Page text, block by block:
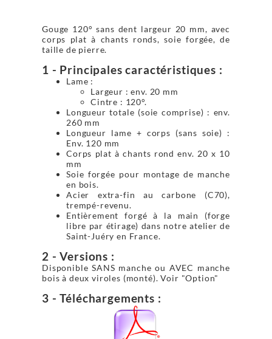
Gouge 120° sans dent largeur 20 mm, avec
corps plat à chants ronds, soie forgée, de
taille de pierre.
1 - Principales caractéristiques :
Lame :
Largeur : env. 20 mm
Cintre : 120°.
Longueur totale (soie comprise) : env.
260 mm
Longueur lame + corps (sans soie) :
Env. 120 mm
Corps plat à chants rond env. 20 x 10
mm
Soie forgée pour montage de manche
en bois.
Acier extra-fin au carbone (C70),
trempé-revenu.
Entièrement forgé à la main (forge
libre par étirage) dans notre atelier de
Saint-Juéry en France.
2 - Versions :
Disponible SANS manche ou AVEC manche
bois à deux viroles (monté). Voir "Option"
3 - Téléchargements :